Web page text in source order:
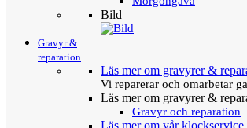
Bild
Gravyr &
reparation
Läs mer om gravyrer &
Vi reparerar och omarbetar
Läs mer om gravyrer &
Gravyr och reparation
Läs mer om vår klockservice